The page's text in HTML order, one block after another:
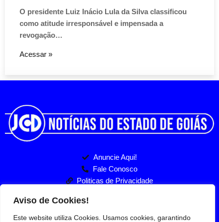
O presidente Luiz Inácio Lula da Silva classificou
como atitude irresponsável e impensada a
revogação…
Acessar »
Anuncie Aqui!
Fale Conosco
Politicas de Privacidade